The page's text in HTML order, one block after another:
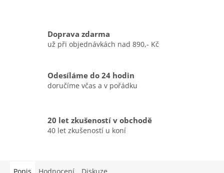
Doprava zdarma
už při objednávkách nad 890,- Kč
Odesíláme do 24 hodin
doručíme včas a v pořádku
20 let zkušeností v obchodě
40 let zkušeností u koní